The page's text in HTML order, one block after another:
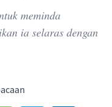
meminda
ia selaras dengan